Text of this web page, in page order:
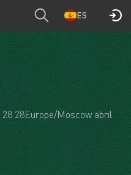
ES
28Europe/Moscow abril